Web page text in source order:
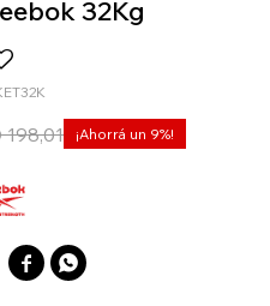
32Kg
198,01 9
 